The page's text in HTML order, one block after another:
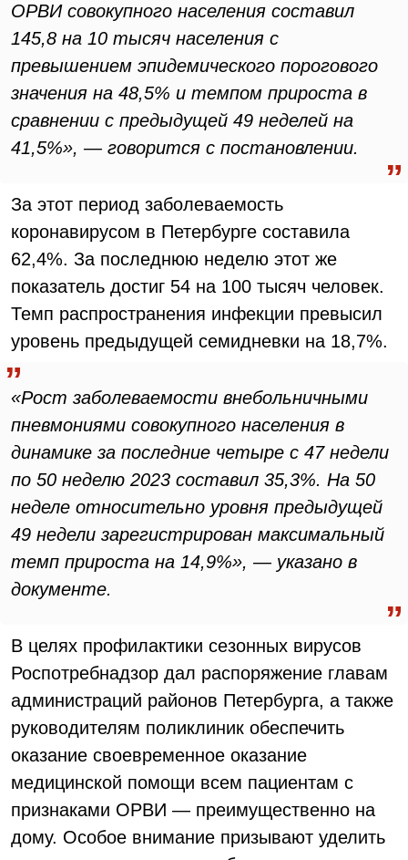
ОРВИ совокупного населения составил
145,8 на 10 тысяч населения с
превышением эпидемического порогового
значения на 48,5% и темпом прироста в
сравнении с предыдущей 49 неделей на
41,5%», — говорится с постановлении.
За этот период заболеваемость
коронавирусом в Петербурге составила
62,4%. За последнюю неделю этот же
показатель достиг 54 на 100 тысяч человек.
Темп распространения инфекции превысил
уровень предыдущей семидневки на 18,7%.
«Рост заболеваемости внебольничными
пневмониями совокупного населения в
динамике за последние четыре с 47 недели
по 50 неделю 2023 составил 35,3%. На 50
неделе относительно уровня предыдущей
49 недели зарегистрирован максимальный
темп прироста на 14,9%», — указано в
документе.
В целях профилактики сезонных вирусов
Роспотребнадзор дал распоряжение главам
администраций районов Петербурга, а также
руководителям поликлиник обеспечить
оказание своевременное оказание
медицинской помощи всем пациентам с
признаками ОРВИ — преимущественно на
дому. Особое внимание призывают уделить